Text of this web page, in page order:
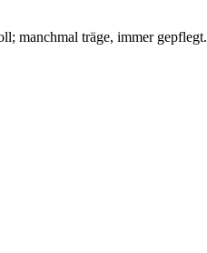
manchmal träge, immer gepflegt.